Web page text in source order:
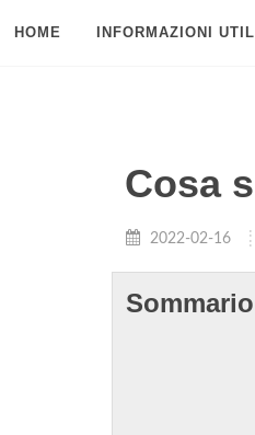
HOME INFORMAZIONI UTILI
Cosa
2022-02-16
Sommario